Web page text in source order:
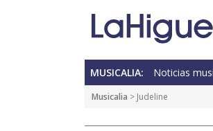
MUSICALIA: Noticias
Musicalia > Judeline